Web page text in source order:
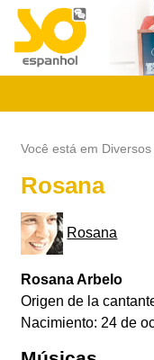
Você está em Diversos
Rosana
Rosana
Rosana Arbelo
Origen de la
Nacimiento: 24 de